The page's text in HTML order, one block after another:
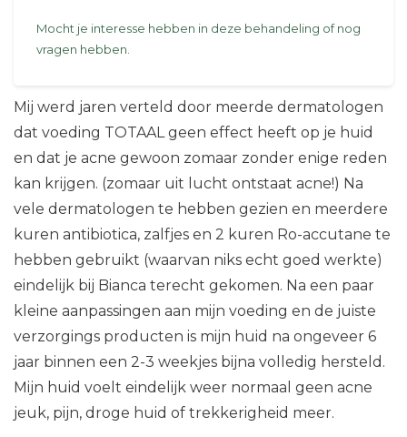
Mij werd jaren verteld door meerde dermatologen
dat voeding TOTAAL geen effect heeft op je huid
en dat je acne gewoon zomaar zonder enige reden
kan krijgen. (zomaar uit lucht ontstaat acne!) Na
vele dermatologen te hebben gezien en meerdere
kuren antibiotica, zalfjes en 2 kuren Ro-accutane te
hebben gebruikt (waarvan niks echt goed werkte)
eindelijk bij Bianca terecht gekomen. Na een paar
kleine aanpassingen aan mijn voeding en de juiste
verzorgings producten is mijn huid na ongeveer 6
jaar binnen een 2-3 weekjes bijna volledig hersteld.
Mijn huid voelt eindelijk weer normaal geen acne
jeuk, pijn, droge huid of trekkerigheid meer.
Mocht je interesse hebben in deze behandeling of nog
vragen hebben.